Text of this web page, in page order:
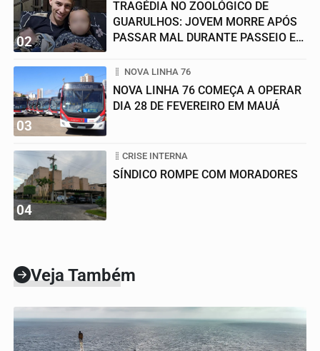
02
TRAGÉDIA NO ZOOLÓGICO DE
GUARULHOS: JOVEM MORRE APÓS
PASSAR MAL DURANTE PASSEIO EM
03
NOVA LINHA 76
NOVA LINHA 76 COMEÇA A OPERAR
DIA 28 DE FEVEREIRO EM MAUÁ
04
CRISE INTERNA
SÍNDICO ROMPE COM MORADORES
Veja Também